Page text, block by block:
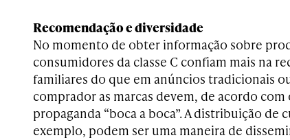
Recomendação e diversidade
No momento de obter informação sobre
consumidores da classe C confiam mais na
familiares do que em anúncios tradicionais
comprador as marcas devem, de acordo
propaganda “boca a boca”. A distribuição
exemplo, podem ser uma maneira de